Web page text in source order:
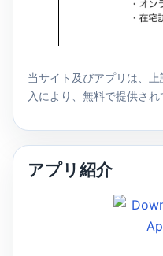
当サイト及びアプリは、
入により、無料で提供され
アプリ紹介